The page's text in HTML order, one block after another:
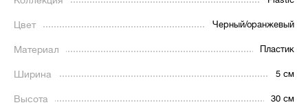
Цвет Черный/оранжевый
Материал Пластик
Ширина 5 см
Высота 30 см